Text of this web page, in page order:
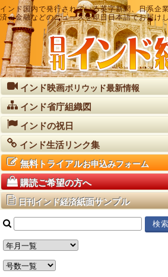
インド国内で発行されている英字新聞、日系企
済・金融などのニュースを即日日本語でお届け
インド映画ボリウッド最新情報
インド省庁組織図
インドの祝日
インド生活リンク集
無料トライアルお申込みフォーム
購読ご希望の方へ
日刊インド経済紙面サンプル